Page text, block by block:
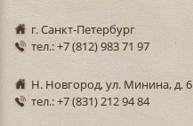
г. Санкт-Петербург
тел.: +7 (812) 983 71 97
Н. Новгород, ул. Минина, д. 6
тел.: +7 (831) 212 94 84